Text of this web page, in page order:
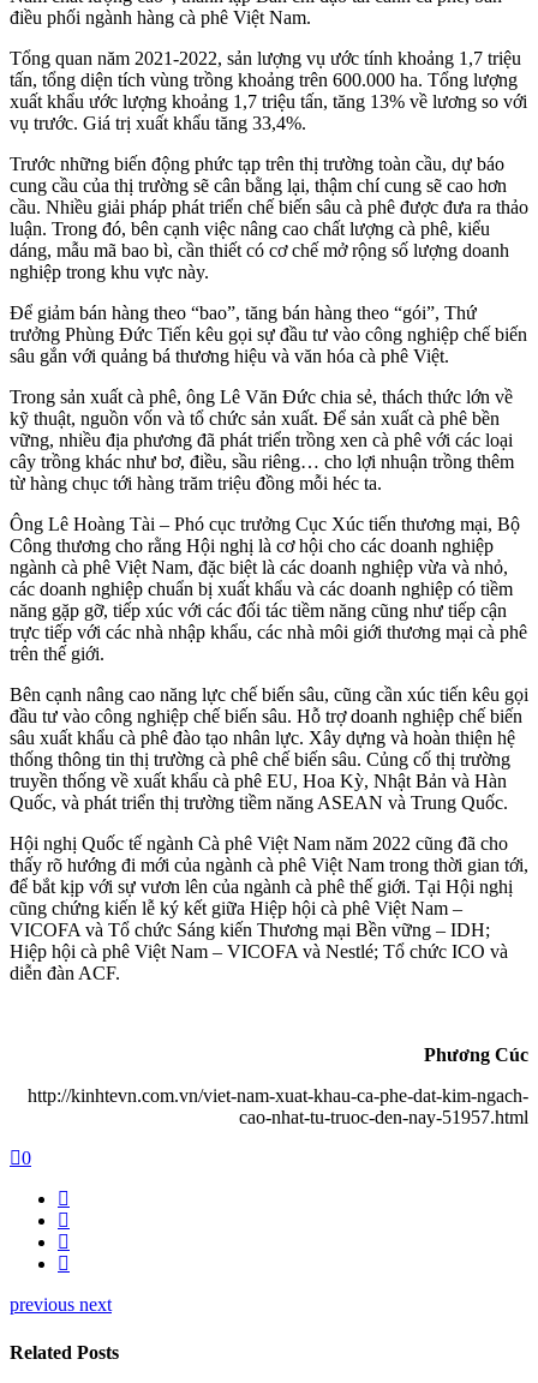
điều phối ngành hàng cà phê Việt Nam.
Tổng quan năm 2021-2022, sản lượng vụ ước tính khoảng 1,7 triệu
tấn, tổng diện tích vùng trồng khoảng trên 600.000 ha. Tổng lượng
xuất khẩu ước lượng khoảng 1,7 triệu tấn, tăng 13% về lương so với
vụ trước. Giá trị xuất khẩu tăng 33,4%.
Trước những biến động phức tạp trên thị trường toàn cầu, dự báo
cung cầu của thị trường sẽ cân bằng lại, thậm chí cung sẽ cao hơn
cầu. Nhiều giải pháp phát triển chế biến sâu cà phê được đưa ra thảo
luận. Trong đó, bên cạnh việc nâng cao chất lượng cà phê, kiểu
dáng, mẫu mã bao bì, cần thiết có cơ chế mở rộng số lượng doanh
nghiệp trong khu vực này.
Để giảm bán hàng theo “bao”, tăng bán hàng theo “gói”, Thứ
trưởng Phùng Đức Tiến kêu gọi sự đầu tư vào công nghiệp chế biến
sâu gắn với quảng bá thương hiệu và văn hóa cà phê Việt.
Trong sản xuất cà phê, ông Lê Văn Đức chia sẻ, thách thức lớn về
kỹ thuật, nguồn vốn và tổ chức sản xuất. Để sản xuất cà phê bền
vững, nhiều địa phương đã phát triển trồng xen cà phê với các loại
cây trồng khác như bơ, điều, sầu riêng… cho lợi nhuận trồng thêm
từ hàng chục tới hàng trăm triệu đồng mỗi héc ta.
Ông Lê Hoàng Tài – Phó cục trưởng Cục Xúc tiến thương mại, Bộ
Công thương cho rằng Hội nghị là cơ hội cho các doanh nghiệp
ngành cà phê Việt Nam, đặc biệt là các doanh nghiệp vừa và nhỏ,
các doanh nghiệp chuẩn bị xuất khẩu và các doanh nghiệp có tiềm
năng gặp gỡ, tiếp xúc với các đối tác tiềm năng cũng như tiếp cận
trực tiếp với các nhà nhập khẩu, các nhà môi giới thương mại cà phê
trên thế giới.
Bên cạnh nâng cao năng lực chế biến sâu, cũng cần xúc tiến kêu gọi
đầu tư vào công nghiệp chế biến sâu. Hỗ trợ doanh nghiệp chế biến
sâu xuất khẩu cà phê đào tạo nhân lực. Xây dựng và hoàn thiện hệ
thống thông tin thị trường cà phê chế biến sâu. Củng cố thị trường
truyền thống về xuất khẩu cà phê EU, Hoa Kỳ, Nhật Bản và Hàn
Quốc, và phát triển thị trường tiềm năng ASEAN và Trung Quốc.
Hội nghị Quốc tế ngành Cà phê Việt Nam năm 2022 cũng đã cho
thấy rõ hướng đi mới của ngành cà phê Việt Nam trong thời gian tới,
để bắt kịp với sự vươn lên của ngành cà phê thế giới. Tại Hội nghị
cũng chứng kiến lễ ký kết giữa Hiệp hội cà phê Việt Nam –
VICOFA và Tổ chức Sáng kiến Thương mại Bền vững – IDH;
Hiệp hội cà phê Việt Nam – VICOFA và Nestlé; Tổ chức ICO và
diễn đàn ACF.
Phương Cúc
http://kinhtevn.com.vn/viet-nam-xuat-khau-ca-phe-dat-kim-ngach-
cao-nhat-tu-truoc-den-nay-51957.html
0
previous next
Related Posts